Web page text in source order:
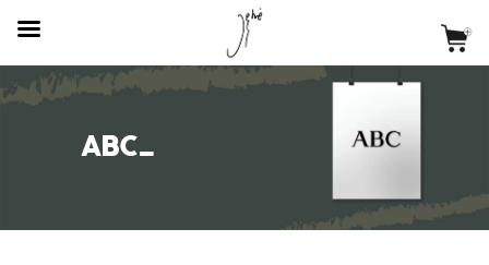
ABC_